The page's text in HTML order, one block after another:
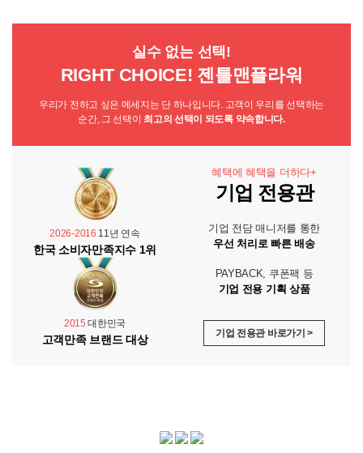
실수 없는 선택!
RIGHT CHOICE! 젠틀맨플라워
우리가 전하고 싶은 메세지는 단 하나입니다. 고객이 우리를 선택하는
순간, 그 선택이 최고의 선택이 되도록 약속합니다.
2026-2016 11년 연속
한국 소비자만족지수 1위
2015 대한민국
고객만족 브랜드 대상
혜택에 혜택을 더하다+
기업 전용관
기업 전담 매니저를 통한
우선 처리로 빠른 배송
PAYBACK, 쿠폰팩 등
기업 전용 기획 상품
기업 전용관 바로가기 >